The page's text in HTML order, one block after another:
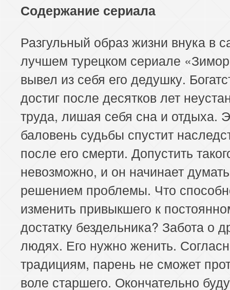
Содержание сериала
Разгульный образ жизни внука в
лучшем турецком сериале
вывел из себя его дедушку.
достиг после десятков лет
труда, лишая себя сна и отдыха.
баловень судьбы спустит
после его смерти. Допустить
невозможно, и он начинает
решением проблемы. Что
изменить привыкшего к
достатку бездельника? Забота о
людях. Его нужно женить.
традициям, парень не сможет
воле старшего. Окончательно